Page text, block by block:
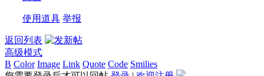
使用道具 举报
返回列表
高级模式
B Color Image Link Quote Code Smilies